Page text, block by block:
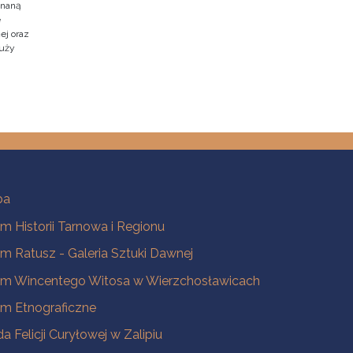
oraz
Historii Tarnowa i Regionu
Ratusz - Galeria Sztuki Dawnej
Wincentego Witosa w Wierzchosławicach
Etnograficzne
Felicji Curyłowej w Zalipiu